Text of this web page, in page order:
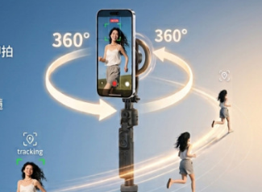
沙灘用品 防曬用品
雨衣 旅行收納袋 防雨背包套
Naturehike CNK2550WS016
Mongar UL 超輕健行帳篷(2人款) -
月岩灰 | 可拓展遮陽天幕 | 挑杆固定
系統
$1,329 $1,386